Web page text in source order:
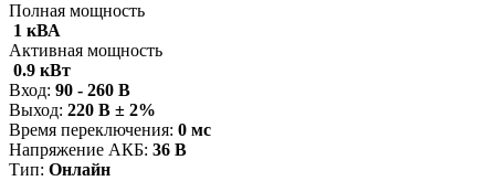
Полная мощность
1 кВА
Активная мощность
0.9 кВт
Вход: 90 - 260 В
Выход: 220 В ± 2%
Время переключения: 0 мс
Напряжение АКБ: 36 В
Тип: Онлайн